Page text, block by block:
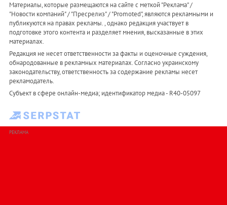
Материалы, которые размещаются на сайте с меткой "Реклама" /
"Новости компаний" / "Пресрелиз" / "Promoted", являются рекламными и
публикуются на правах рекламы. , однако редакция участвует в
подготовке этого контента и разделяет мнения, высказанные в этих
материалах.
Редакция не несет ответственности за факты и оценочные суждения,
обнародованные в рекламных материалах. Согласно украинскому
законодательству, ответственность за содержание рекламы несет
рекламодатель.
Субъект в сфере онлайн-медиа; идентификатор медиа - R40-05097
РЕКЛАМА